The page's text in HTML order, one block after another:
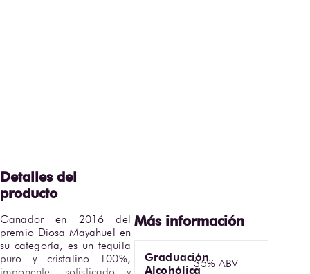
Ganador en 2016 del
premio Diosa Mayahuel en
su categoría, es un tequila
puro y cristalino 100%,
Graduación
Alcohólica35% ABV